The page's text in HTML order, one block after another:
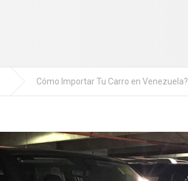
Cómo Importar Tu Carro en Venezuela?